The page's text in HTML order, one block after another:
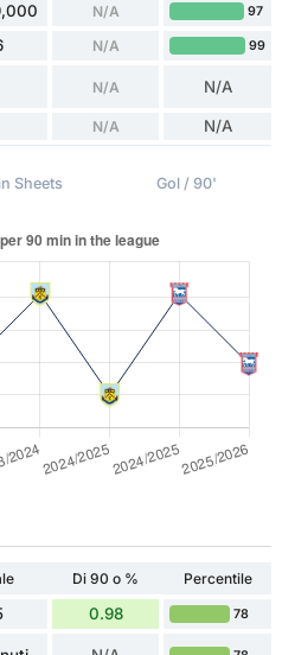
N/A 97
N/A 99
N/A N/A
N/A N/A
Sheets Gol / 90'
Di 90 o %
Percentile
0.98 78